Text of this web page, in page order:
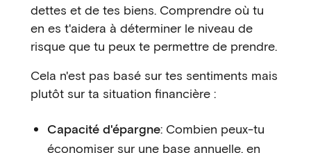
dettes et de tes biens. Comprendre où tu
en es t'aidera à déterminer le niveau de
risque que tu peux te permettre de prendre.
Cela n'est pas basé sur tes sentiments mais
plutôt sur ta situation financière :
Capacité d'épargne: Combien peux-tu
économiser sur une base annuelle, en